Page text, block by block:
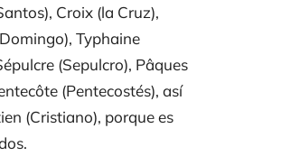
Croix (la Cruz),
Typhaine
(Sepulcro), Pâques
(Pentecostés), así
(Cristiano), porque es